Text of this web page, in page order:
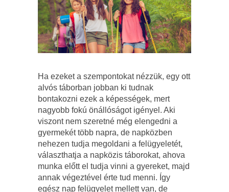
Ha ezeket a szempontokat nézzük, egy ott
alvós táborban jobban ki tudnak
bontakozni ezek a képességek, mert
nagyobb fokú önállóságot igényel. Aki
viszont nem szeretné még elengedni a
gyermekét több napra, de napközben
nehezen tudja megoldani a felügyeletét,
választhatja a napközis táborokat, ahova
munka előtt el tudja vinni a gyereket, majd
annak végeztével érte tud menni. Így
egész nap felügyelet mellett van, de